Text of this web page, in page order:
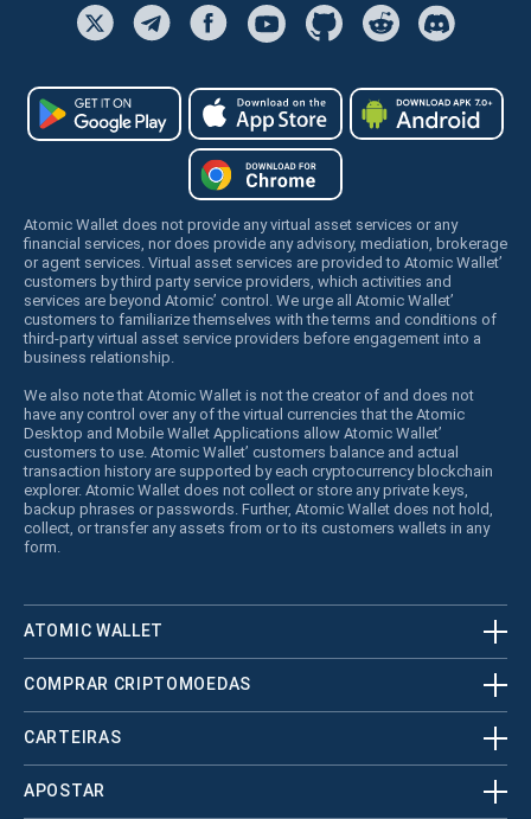
Atomic Wallet does not provide any virtual asset services or any
financial services, nor does provide any advisory, mediation, brokerage
or agent services. Virtual asset services are provided to Atomic Wallet’
customers by third party service providers, which activities and
services are beyond Atomic’ control. We urge all Atomic Wallet’
customers to familiarize themselves with the terms and conditions of
third-party virtual asset service providers before engagement into a
business relationship.
We also note that Atomic Wallet is not the creator of and does not
have any control over any of the virtual currencies that the Atomic
Desktop and Mobile Wallet Applications allow Atomic Wallet’
customers to use. Atomic Wallet’ customers balance and actual
transaction history are supported by each cryptocurrency blockchain
explorer. Atomic Wallet does not collect or store any private keys,
backup phrases or passwords. Further, Atomic Wallet does not hold,
collect, or transfer any assets from or to its customers wallets in any
form.
ATOMIC WALLET
COMPRAR CRIPTOMOEDAS
CARTEIRAS
APOSTAR